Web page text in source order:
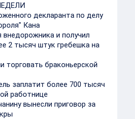
декларанта по делу
Кана
внедорожника и получил
2 тысяч штук гребешка на
торговать браконьерской
заплатит более 700 тысяч
работнице
вынесли приговор за